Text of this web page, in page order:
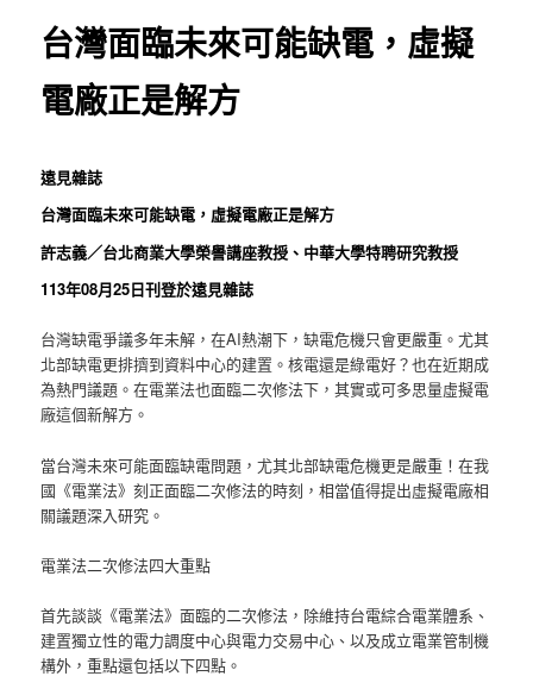
台灣面臨未來可能缺電，虛擬
電廠正是解方
遠見雜誌
台灣面臨未來可能缺電，虛擬電廠正是解方
許志義／台北商業大學榮譽講座教授、中華大學特聘研究教授
113年08月25日刊登於遠見雜誌
台灣缺電爭議多年未解，在AI熱潮下，缺電危機只會更嚴重。尤其
北部缺電更排擠到資料中心的建置。核電還是綠電好？也在近期成
為熱門議題。在電業法也面臨二次修法下，其實或可多思量虛擬電
廠這個新解方。
當台灣未來可能面臨缺電問題，尤其北部缺電危機更是嚴重！在我
國《電業法》刻正面臨二次修法的時刻，相當值得提出虛擬電廠相
關議題深入研究。
電業法二次修法四大重點
首先談談《電業法》面臨的二次修法，除維持台電綜合電業體系、
建置獨立性的電力調度中心與電力交易中心、以及成立電業管制機
構外，重點還包括以下四點。